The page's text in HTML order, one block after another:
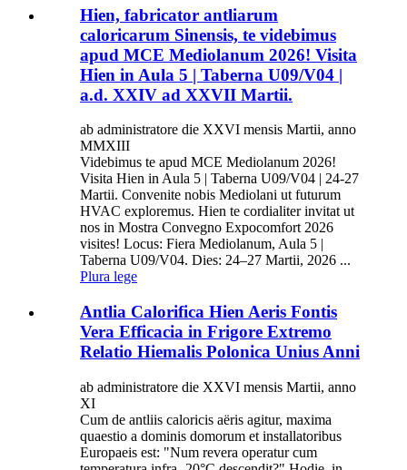
Hien, fabricator antliarum
caloricarum Sinensis, te videbimus
apud MCE Mediolanum 2026! Visita
Hien in Aula 5 | Taberna U09/V04 |
a.d. XXIV ad XXVII Martii.
ab administratore die XXVI mensis Martii, anno
MMXIII
Videbimus te apud MCE Mediolanum 2026!
Visita Hien in Aula 5 | Taberna U09/V04 | 24-27
Martii. Convenite nobis Mediolani ut futurum
HVAC exploremus. Hien te cordialiter invitat ut
nos in Mostra Convegno Expocomfort 2026
visites! Locus: Fiera Mediolanum, Aula 5 |
Taberna U09/V04. Dies: 24–27 Martii, 2026 ...
Plura lege
Antlia Calorifica Hien Aeris Fontis
Vera Efficacia in Frigore Extremo
Relatio Hiemalis Polonica Unius Anni
ab administratore die XXVI mensis Martii, anno
XI
Cum de antliis caloricis aëris agitur, maxima
quaestio a dominis domorum et installatoribus
Europaeis est: "Num revera operatur cum